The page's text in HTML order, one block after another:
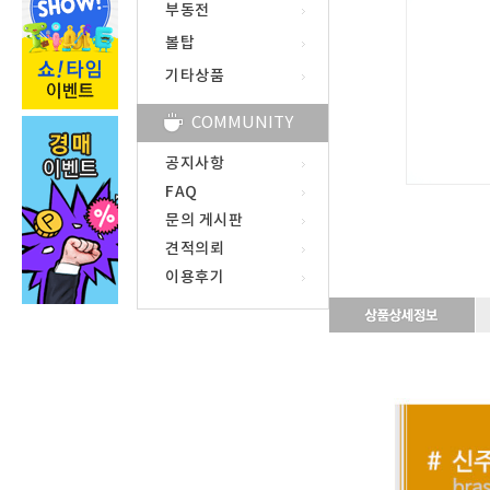
부동전
볼탑
기타상품
COMMUNITY
공지사항
FAQ
문의 게시판
견적의뢰
이용후기